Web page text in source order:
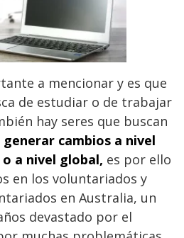
a mencionar y es que
de estudiar o de trabajar
hay seres que buscan
cambios a nivel
a nivel global, es por ello
en los voluntariados y
en Australia, un
devastado por el